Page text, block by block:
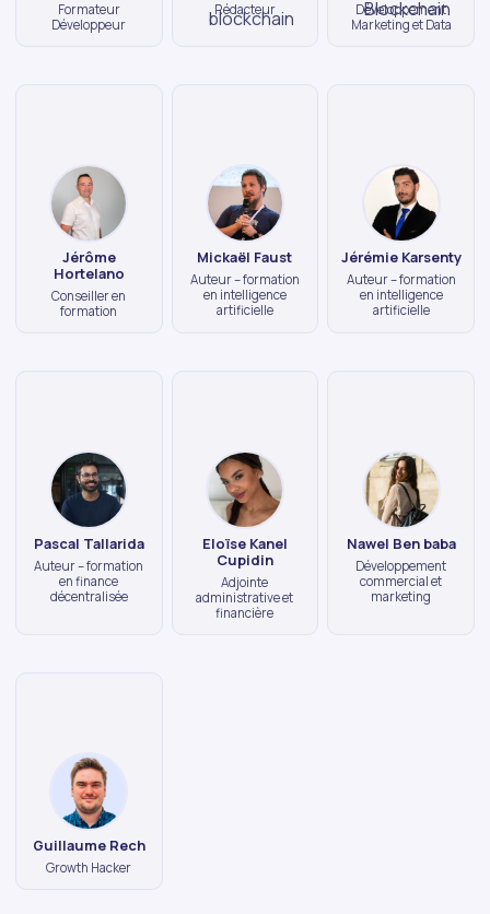
Formateur
Développeur
Rédacteur
Développement
Marketing et Data
Jérôme
Hortelano
Conseiller en
formation
Mickaël Faust
Auteur – formation
en intelligence
artificielle
Jérémie Karsenty
Auteur – formation
en intelligence
artificielle
Pascal Tallarida
Auteur – formation
en finance
décentralisée
Eloïse Kanel
Cupidin
Adjointe
administrative et
financière
Nawel Ben baba
Développement
commercial et
marketing
Guillaume Rech
Growth Hacker